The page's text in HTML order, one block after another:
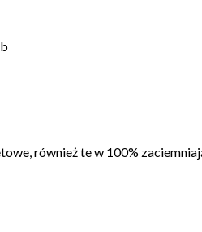
również te w 100%